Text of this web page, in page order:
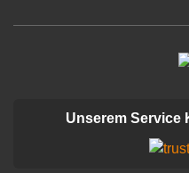
Unserem Service